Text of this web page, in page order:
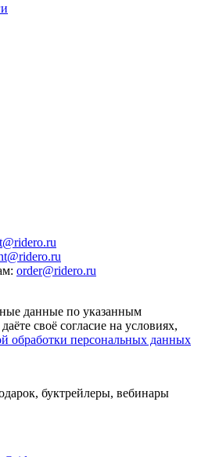
: order@ridero.ru
данные по указанным
своё согласие на условиях,
обработки персональных данных
буктрейлеры, вебинары